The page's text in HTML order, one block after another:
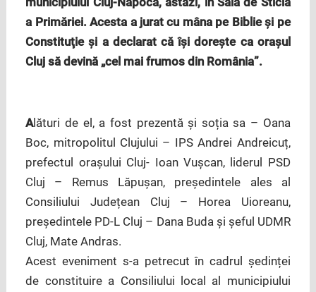
a Primăriei. Acesta a jurat cu mâna pe Biblie şi pe
Constituţie și a declarat că își dorește ca orașul
Cluj să devină „cel mai frumos din România”.
Alături de el, a fost prezentă și soția sa – Oana
Boc, mitropolitul Clujului – IPS Andrei Andreicuț,
prefectul orașului Cluj- Ioan Vușcan, liderul PSD
Cluj – Remus Lăpușan, președintele ales al
Consiliului Județean Cluj – Horea Uioreanu,
președintele PD-L Cluj – Dana Buda și șeful UDMR
Cluj, Mate Andras.
Acest eveniment s-a petrecut în cadrul ședinței
de constituire a Consiliului local al municipiului